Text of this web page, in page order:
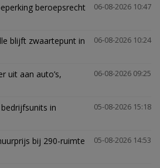
06-08-2026 10:47
beroepsrecht
06-08-2026 10:24
blijft zwaartepunt in
06-08-2026 09:25
uit aan auto’s,
05-08-2026 15:18
in
05-08-2026 14:53
bij 290-ruimte